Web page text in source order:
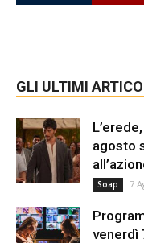
GLI ULTIMI
agosto
Soap 7
venerdì